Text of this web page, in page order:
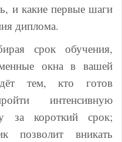
и какие первые шаги
диплома.
срок обучения,
окна в вашей
тем, кто готов
интенсивную
за короткий срок;
позволит вникать